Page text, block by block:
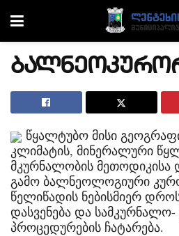
წყალტუბო მისი
კლიმატის, მინერალური
მკურნალობის მეთოდიკისა
გამო ბალნეოლოგიური
წელიწადის ნებისმიერ
დასვენება და სამკურნალო-
პროცედურების ჩატარება.